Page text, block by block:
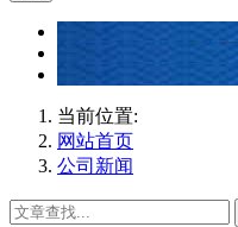
当前位置:
网站首页
公司新闻